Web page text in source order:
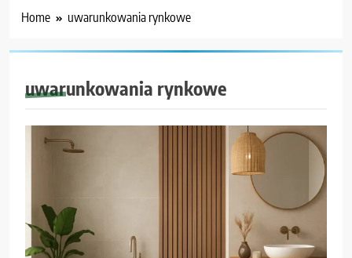
Home uwarunkowania rynkowe
uwarunkowania rynkowe